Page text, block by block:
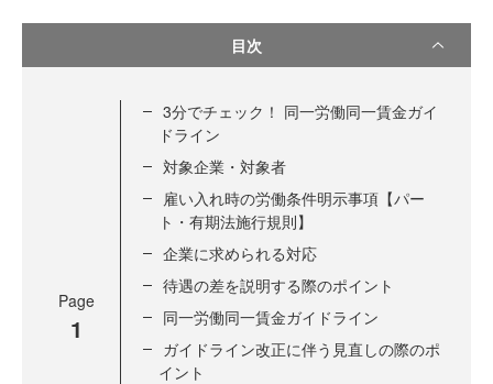
目次
Page
1
3分でチェック！ 同一労働同一賃金ガイ
ドライン
対象企業・対象者
雇い入れ時の労働条件明示事項【パー
ト・有期法施行規則】
企業に求められる対応
待遇の差を説明する際のポイント
同一労働同一賃金ガイドライン
ガイドライン改正に伴う見直しの際のポ
イント